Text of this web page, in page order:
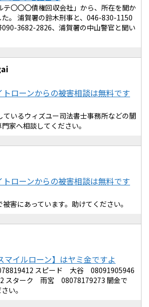
テ〇〇〇債権回収会社」から、所在を聞か
。 浦賀署の鈴木刑事と、046-830-1150
3682-2826、浦賀署の中山警官と聞い
トローンからの被害相談は無料です
ているウィズユー司法書士事務所などの闇
家へ相談してください。
トローンからの被害相談は無料です
害にあっています。助けてください。
マイルローン】はヤミ金ですよ
スピード 大谷 08091905946
スターク 雨宮 08078179273 闇金で
い。